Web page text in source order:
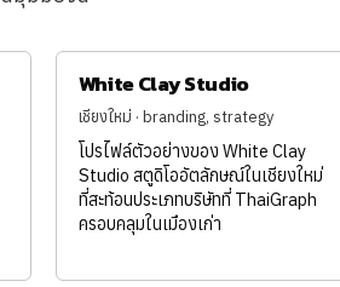
White Clay Studio
เชียงใหม่ · branding, strategy
โปรไฟล์ตัวอย่างของ White Clay
Studio สตูดิโออัตลักษณ์ในเชียงใหม่
ที่สะท้อนประเภทบริษัทที่ ThaiGraph
ครอบคลุมในเมืองเก่า